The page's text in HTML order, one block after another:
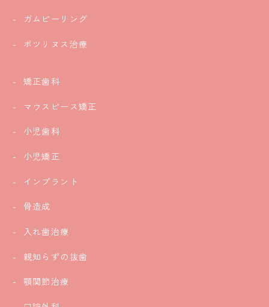
ガムピーリング
ボツリヌス治療
矯正歯科
マウスピース矯正
小児歯科
小児矯正
インプラント
骨造成
入れ歯治療
親知らずの抜歯
顎関節治療